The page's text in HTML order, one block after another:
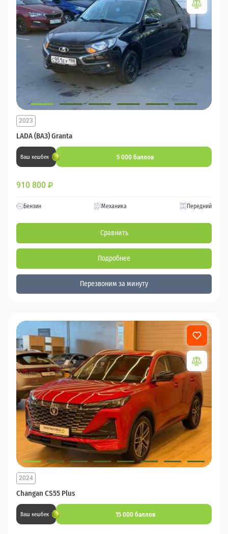
LADA (ВАЗ) Granta
2023
Ваш кешбек 5 000 баллов
910 800 ₽
Бензин Механика Передний
Сравнить
Подробнее
Перезвоним за минуту
Changan CS55 Plus
2024
Ваш кешбек 15 000 баллов